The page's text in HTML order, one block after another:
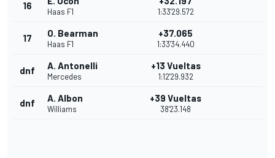
16
Haas F1 1:33'29.572
17 O. Bearman
Haas F1
+37.065
1:33'34.440
dnf A. Antonelli
Mercedes
+13 Vueltas
1:12'29.932
dnf A. Albon
Williams
+39 Vueltas
38'23.148